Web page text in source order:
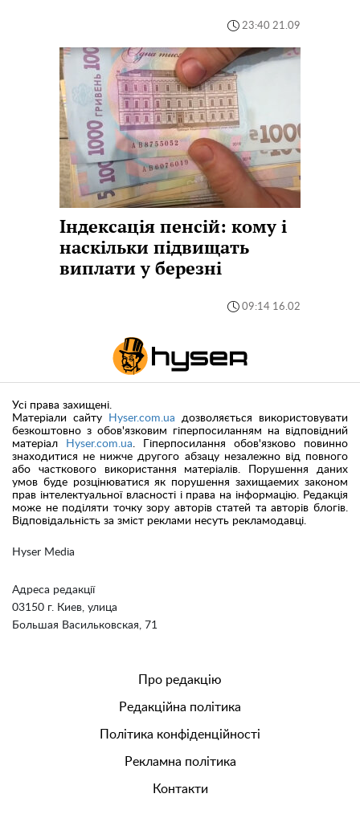
23:40 21.09
Індексація пенсій: кому і
наскільки підвищать
виплати у березні
09:14 16.02
Hyser Media
Адреса редакції
03150 г. Киев, улица
Большая Васильковская, 71
Усі права захищені.
Матеріали сайту
Hyser.com.ua дозволяється використовувати
безкоштовно з обов'язковим гіперпосиланням на відповідний
матеріал
Hyser.com.ua. Гіперпосилання обов'язково повинно
знаходитися не нижче другого абзацу незалежно від повного
або часткового використання матеріалів. Порушення даних
умов буде розцінюватися як порушення захищаемих законом
прав інтелектуальної власності і права на інформацію. Редакція
може не поділяти точку зору авторів статей та авторів блогів.
Відповідальність за зміст реклами несуть рекламодавці.
Про редакцію
Редакційна політика
Політика конфіденційності
Рекламна політика
Контакти